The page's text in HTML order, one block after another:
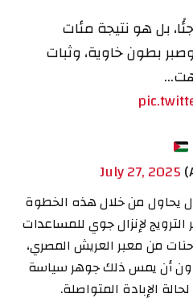
بل هو نتيجة مئات
بطون خاوية، وثبات
July 27, 2025
يحاول من خلال هذه الخطوة
لإنزال جوي للمساعدات
من معبر العريش المصري،
أن يمس ذلك جوهر سياسة
الإبادة المتواصلة.